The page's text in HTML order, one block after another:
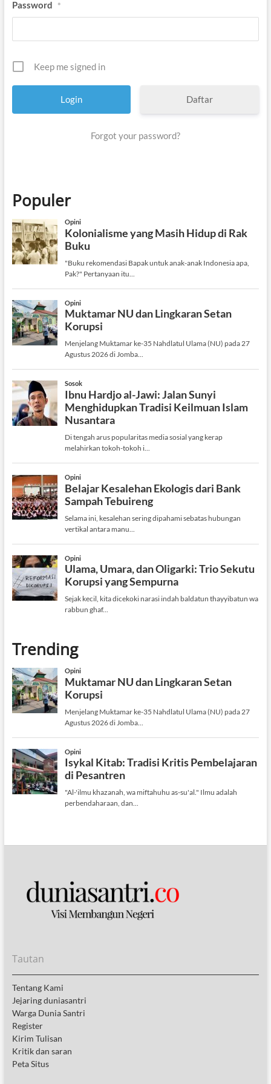
Password *
Keep me signed in
Daftar
Forgot your password?
Populer
Trending
Tautan
Tentang Kami
Jejaring duniasantri
Warga Dunia Santri
Register
Kirim Tulisan
Kritik dan saran
Peta Situs